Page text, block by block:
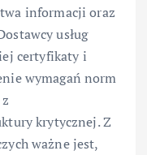
informacji oraz
usług
certyfikaty i
wymagań norm
krytycznej. Z
ważne jest,